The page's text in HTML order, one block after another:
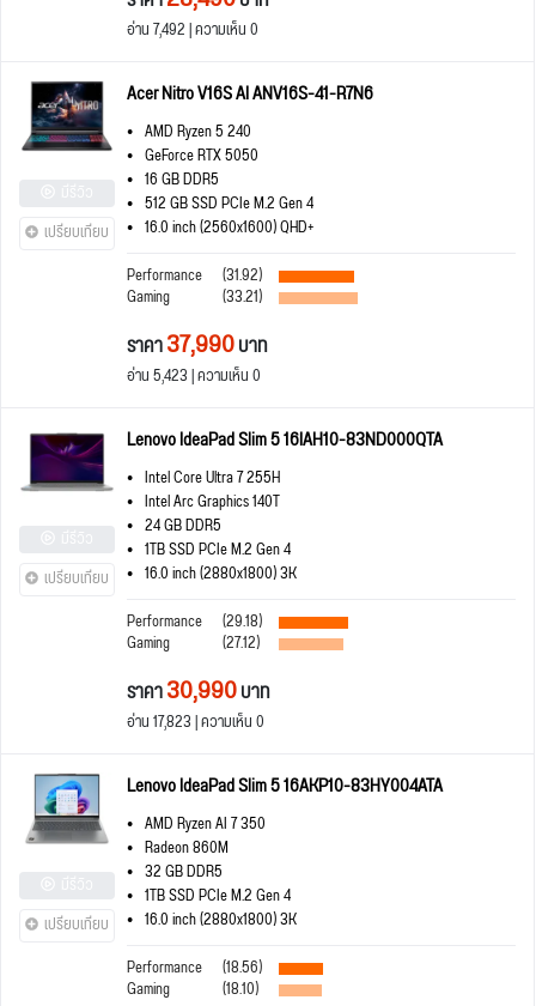
อ่าน 7,492 | ความเห็น 0
เปรียบเทียบ
Acer Nitro V16S AI ANV16S-41-R7N6
AMD Ryzen 5 240
GeForce RTX 5050
16 GB DDR5
512 GB SSD PCIe M.2 Gen 4
16.0 inch (2560x1600) QHD+
Performance
(31.92)
Gaming (33.21)
ราคา37,990บาท
อ่าน 5,423 | ความเห็น 0
เปรียบเทียบ
Lenovo IdeaPad Slim 5 16IAH10-83ND000QTA
Intel Core Ultra 7 255H
Intel Arc Graphics 140T
24 GB DDR5
1TB SSD PCIe M.2 Gen 4
16.0 inch (2880x1800) 3K
Performance
(29.18)
Gaming (27.12)
ราคา30,990บาท
อ่าน 17,823 | ความเห็น 0
เปรียบเทียบ
Lenovo IdeaPad Slim 5 16AKP10-83HY004ATA
AMD Ryzen AI 7 350
Radeon 860M
32 GB DDR5
1TB SSD PCIe M.2 Gen 4
16.0 inch (2880x1800) 3K
Performance
(18.56)
Gaming (18.10)